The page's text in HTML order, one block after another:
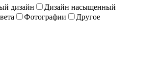
дизайн
Дизайн насыщенный
Фотографии
Другое